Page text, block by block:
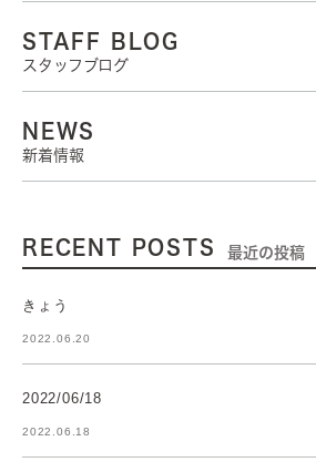
STAFF BLOG
スタッフブログ
NEWS
新着情報
RECENT POSTS 最近の投稿
きょう
2022.06.20
2022/06/18
2022.06.18